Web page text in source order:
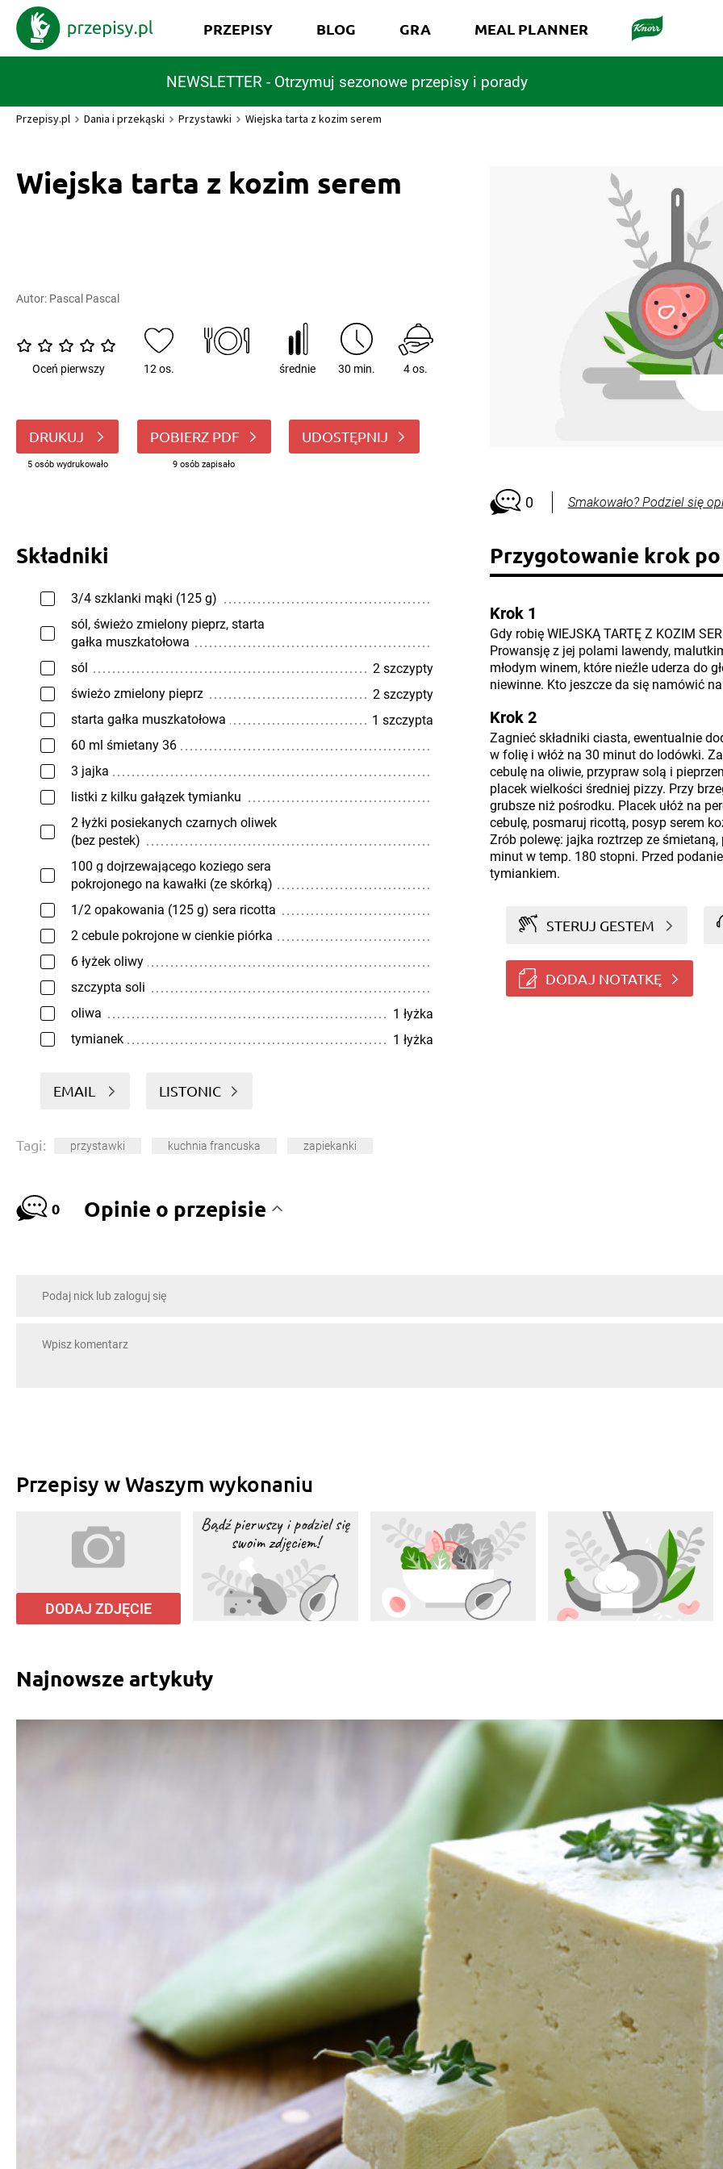
NEWSLETTER - Otrzymuj sezonowe przepisy i porady
PRZEPISY BLOG GRA MEAL PLANNER
Przepisy.pl Dania i przekąski Przystawki Wiejska tarta z kozim serem
Wiejska tarta z kozim serem
Autor: Pascal Pascal
Oceń pierwszy 12 os. średnie 30 min. 4 os.
DRUKUJ
5 osób wydrukowało
POBIERZ PDF
9 osób zapisało
UDOSTĘPNIJ
0 Smakowało? Podziel się
Składniki
3/4 szklanki mąki (125 g)
sól, świeżo zmielony pieprz, starta
gałka muszkatołowa
sól
2 szczypty
świeżo zmielony pieprz
2 szczypty
starta gałka muszkatołowa
1 szczypta
60 ml śmietany 36
3 jajka
listki z kilku gałązek tymianku
2 łyżki posiekanych czarnych oliwek
(bez pestek)
100 g dojrzewającego koziego sera
pokrojonego na kawałki (ze skórką)
1/2 opakowania (125 g) sera ricotta
2 cebule pokrojone w cienkie piórka
6 łyżek oliwy
szczypta soli
oliwa
1 łyżka
tymianek
1 łyżka
EMAIL LISTONIC
Przygotowanie krok
Krok 1
Gdy robię WIEJSKĄ TARTĘ Z KOZIM
Prowansję z jej polami lawendy,
młodym winem, które nieźle uderza do
niewinne. Kto jeszcze da się namówić
Krok 2
Zagnieć składniki ciasta, ewentualnie
w folię i włóż na 30 minut do lodówki.
cebulę na oliwie, przypraw solą i
placek wielkości średniej pizzy. Przy
grubsze niż pośrodku. Placek ułóż na
cebulę, posmaruj ricottą, posyp serem
Zrób polewę: jajka roztrzep ze
minut w temp. 180 stopni. Przed
tymiankiem.
STERUJ GESTEM
DODAJ NOTATKĘ
Tagi: przystawki kuchnia francuska zapiekanki
0 Opinie o przepisie
Przepisy w Waszym wykonaniu
DODAJ ZDJĘCIE
Najnowsze artykuły